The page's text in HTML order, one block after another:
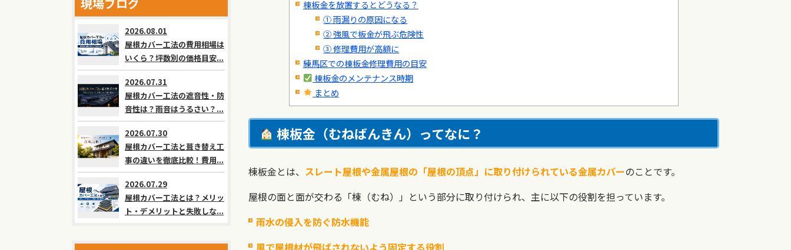
棟板金を放置するとどうなる？
① 雨漏りの原因になる
② 強風で板金が飛ぶ危険性
③ 修理費用が高額に
練馬区での棟板金修理費用の目安
棟板金のメンテナンス時期
まとめ
棟板金（むねばんきん）ってなに？
棟板金とは、 スレート屋根や金属屋根の「屋根の頂点」に取り付けられている金属カバーのことです。
屋根の面と面が交わる「棟（むね）」という部分に取り付けられ、主に以下の役割を担っています。
雨水の侵入を防ぐ防水機能
風で屋根材が飛ばされないよう固定する役割
2026.08.01
屋根カバー工法の費用相場は
いくら？坪数別の価格目安...
2026.07.31
屋根カバー工法の遮音性・防
音性は？雨音はうるさい？...
2026.07.30
屋根カバー工法と葺き替え工
事の違いを徹底比較！費用...
2026.07.29
屋根カバー工法とは？メリッ
ト・デメリットと失敗しな...